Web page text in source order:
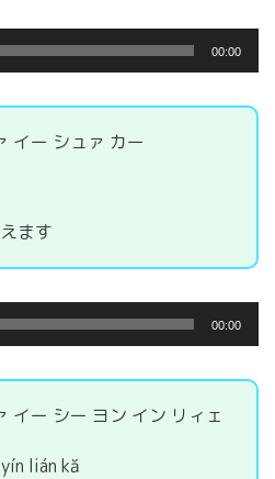
00:00
イー シュァ カー
ます
00:00
イー シー ヨン イン リィェ
lián kǎ